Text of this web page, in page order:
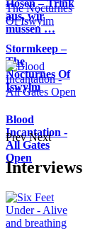
Hosen – Trink
aus, wir
müssen …
Stormkeep –
The
Nocturnes Of
Iswylm
Blood
Incantation -
All Gates
Open
Prev Next
Interviews